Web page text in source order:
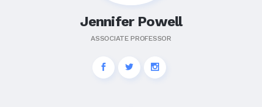
Jennifer Powell
ASSOCIATE PROFESSOR